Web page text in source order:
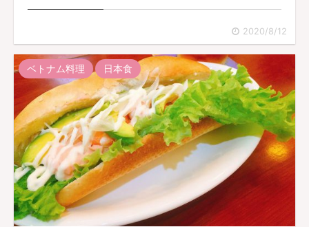
2020/8/12
ベトナム料理 日本食